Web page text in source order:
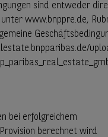
sind entweder
www.bnppre.de,
bei erfolgreichem
berechnet wird